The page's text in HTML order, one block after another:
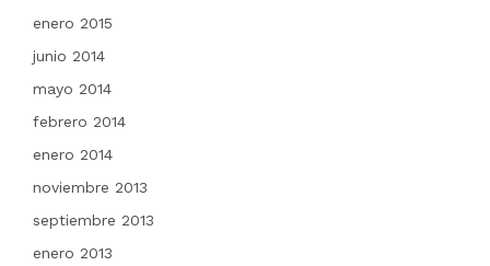
enero 2015
junio 2014
mayo 2014
febrero 2014
enero 2014
noviembre 2013
septiembre 2013
enero 2013